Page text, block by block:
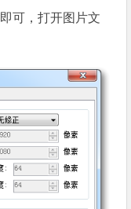
可，打开图片文